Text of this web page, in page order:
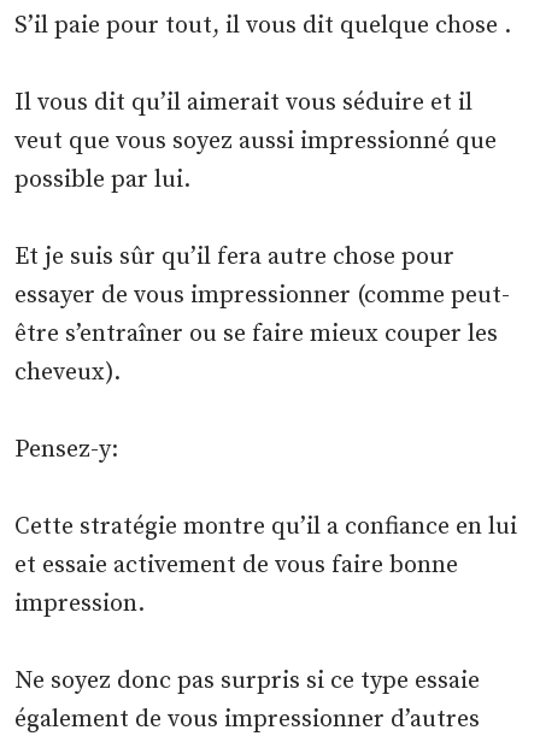
S’il paie pour tout, il vous dit quelque chose .
Il vous dit qu’il aimerait vous séduire et il
veut que vous soyez aussi impressionné que
possible par lui.
Et je suis sûr qu’il fera autre chose pour
essayer de vous impressionner (comme peut-
être s’entraîner ou se faire mieux couper les
cheveux).
Pensez-y:
Cette stratégie montre qu’il a confiance en lui
et essaie activement de vous faire bonne
impression.
Ne soyez donc pas surpris si ce type essaie
également de vous impressionner d’autres